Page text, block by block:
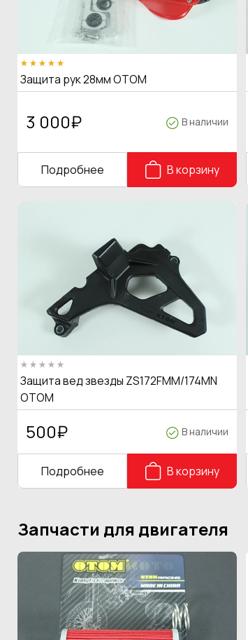
Защита рук 28мм OTOM
3 000₽ В наличии
Подробнее В корзину
Защита вед звезды ZS172FMM/174MN
OTOM
500₽ В наличии
Подробнее В корзину
Запчасти для двигателя